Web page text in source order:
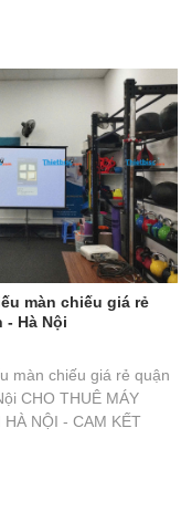
màn chiếu giá rẻ
- Hà Nội
màn chiếu giá rẻ quận
CHO THUÊ MÁY
NỘI - CAM KẾT